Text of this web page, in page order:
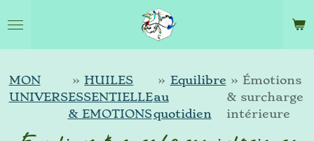
au
contenu
MON
UNIVERS
» HUILES
ESSENTIELLE
& EMOTIONS
» Equilibre
au
quotidien
» Émotions
& surcharge
intérieure